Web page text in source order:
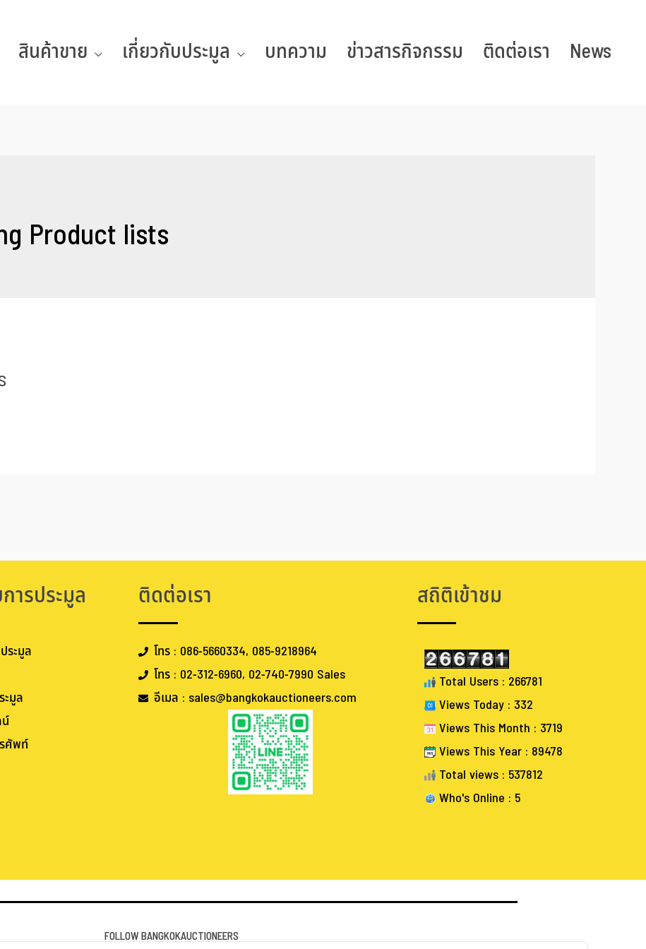
สินค้าขาย เกี่ยวกับประมูล บทความ ข่าวสารกิจกรรม ติดต่อเรา News
Product lists
ารประมูล
ระมูล
มูล
ศัพท์
ติดต่อเรา
โทร : 086-5660334, 085-9218964
โทร : 02-312-6960, 02-740-7990 Sales
อีเมล : sales@bangkokauctioneers.com
สถิติเข้าชม
Total Users : 266781
Views Today : 332
Views This Month : 3719
Views This Year : 89478
Total views : 537812
Who's Online : 5
FOLLOW BANGKOKAUCTIONEERS